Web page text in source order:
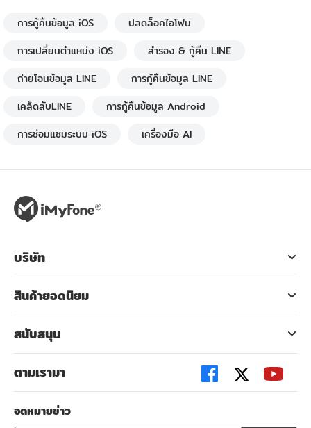
การกู้คืนข้อมูล iOS
ปลดล็อคไอโฟน
การเปลี่ยนตำแหน่ง iOS
สำรอง & กู้คืน LINE
ถ่ายโอนข้อมูล LINE
การกู้คืนข้อมูล LINE
เคล็ดลับLINE
การกู้คืนข้อมูล Android
การซ่อมแซมระบบ iOS
เครื่องมือ AI
บริษัท
สินค้ายอดนิยม
สนับสนุน
ตามเรามา
จดหมายข่าว